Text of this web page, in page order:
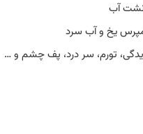
نشت آب
یخ و آب سرد
تورم، سر درد، پف چشم و …